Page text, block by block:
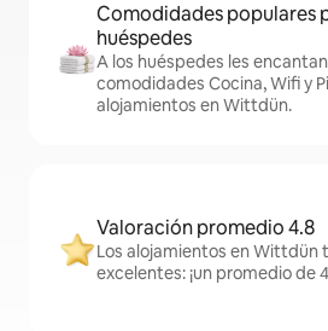
Comodidades populares
huéspedes
A los huéspedes les
comodidades Cocina, Wifi y
alojamientos en Wittdün.
Valoración promedio 4.8
Los alojamientos en Wittdün
excelentes: ¡un promedio de